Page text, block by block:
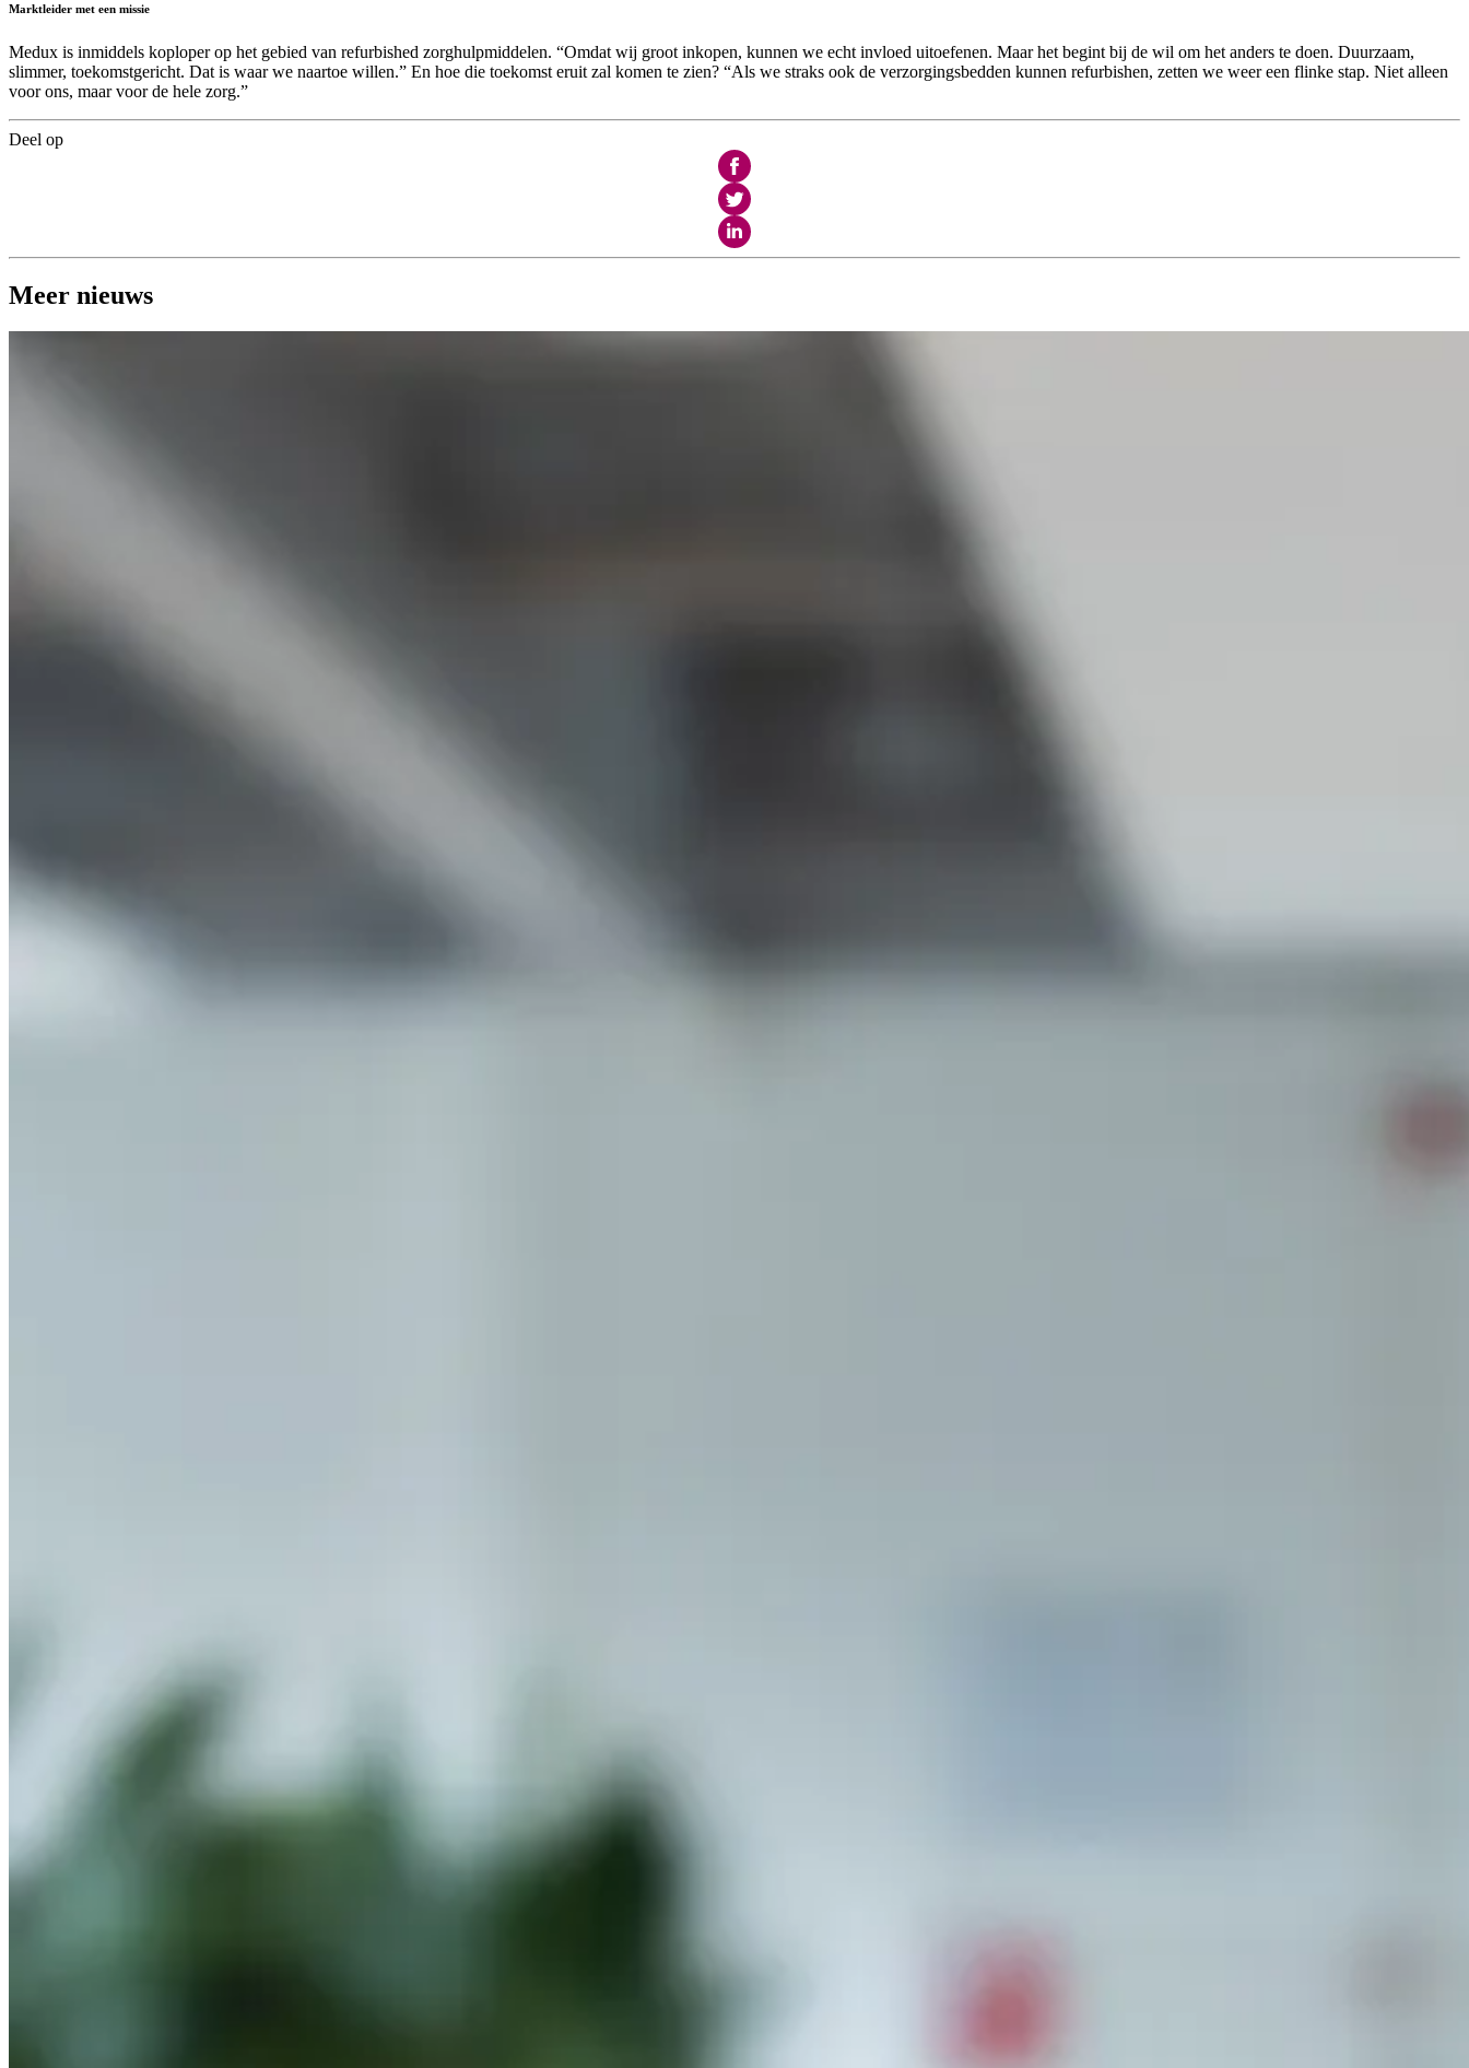
Marktleider met een missie
Medux is inmiddels koploper op het gebied van refurbished zorghulpmiddelen. “Omdat wij groot inkopen, kunnen we echt invloed uitoefenen. Maar het begint bij de wil om het anders te doen. Duurzaam,
slimmer, toekomstgericht. Dat is waar we naartoe willen.” En hoe die toekomst eruit zal komen te zien? “Als we straks ook de verzorgingsbedden kunnen refurbishen, zetten we weer een flinke stap. Niet alleen
voor ons, maar voor de hele zorg.”
Deel op
Meer nieuws